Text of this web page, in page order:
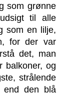
som grønne
til alle
som en lilje,
for der var
det, man
balkoner, og
strålende
end den blå